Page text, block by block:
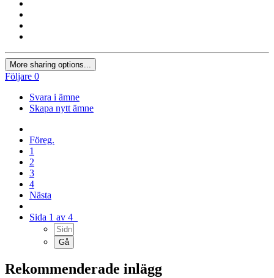
More sharing options...
Följare 0
Svara i ämne
Skapa nytt ämne
Föreg.
1
2
3
4
Nästa
Sida 1 av 4
Rekommenderade inlägg